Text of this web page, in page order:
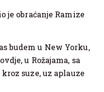
je obraćanje Ramize
budem u New Yorku,
u Rožajama, sa
suze, uz aplauze